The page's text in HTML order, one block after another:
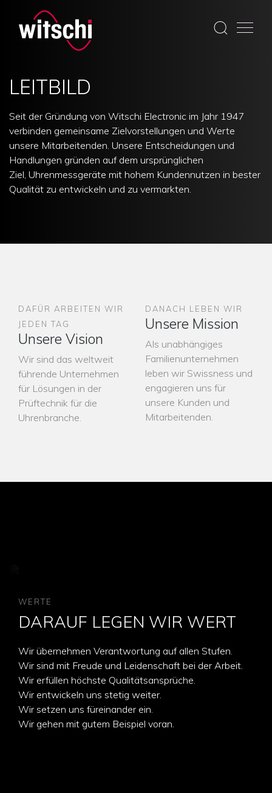
content
LEITBILD
Seit der Gründung von Witschi Electronic im Jahr 1947
verbinden gemeinsame Zielvorstellungen und Werte
unsere Mitarbeitenden. Unsere Entscheidungen und
Handlungen gründen auf dem ursprünglichen
Ziel, Uhrenmessgeräte mit hohem Kundennutzen in bester
Qualität zu entwickeln und zu vermarkten.
DAFÜR ARBEITEN WIR
JEDEN TAG
Unsere Vision
Wir sind das weltweit
führende Unternehmen
für Lösungen in der
Prüftechnik für die
Uhrenbranche.
DANACH LEBEN WIR
Unsere Mission
Als unabhängiges
Familienunternehmen
leben wir Swissness und
engagieren uns für
unsere Kunden und
Mitarbeitenden.
WERTE
DARAUF LEGEN WIR WERT
Wir übernehmen Verantwortung auf allen Stufen.
Wir sind mit Freude und Leidenschaft bei der Arbeit.
Wir erfüllen höchste Qualitätsansprüche.
Wir entwickeln uns stetig weiter.
Wir setzen uns füreinander ein.
Wir gehen mit gutem Beispiel voran.